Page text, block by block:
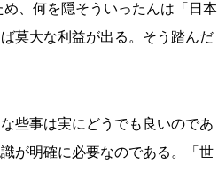
、何を隠そういったんは「日本
莫大な利益が出る。そう踏んだ
些事は実にどうでも良いのであ
が明確に必要なのである。「世